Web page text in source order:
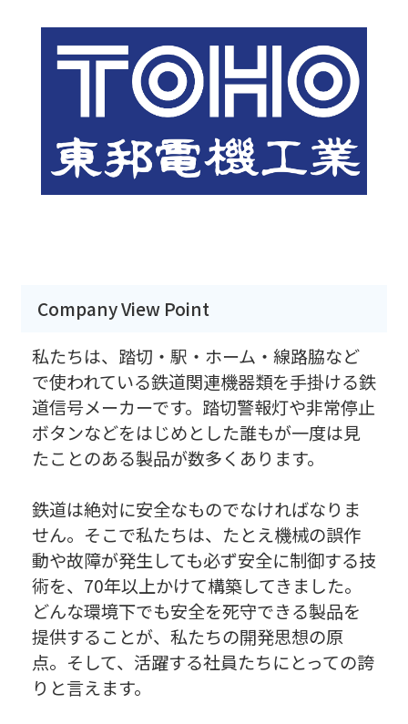
Company View Point
私たちは、踏切・駅・ホーム・線路脇など
で使われている鉄道関連機器類を手掛ける鉄
道信号メーカーです。踏切警報灯や非常停止
ボタンなどをはじめとした誰もが一度は見
たことのある製品が数多くあります。
鉄道は絶対に安全なものでなければなりま
せん。そこで私たちは、たとえ機械の誤作
動や故障が発生しても必ず安全に制御する技
術を、70年以上かけて構築してきました。
どんな環境下でも安全を死守できる製品を
提供することが、私たちの開発思想の原
点。そして、活躍する社員たちにとっての誇
りと言えます。